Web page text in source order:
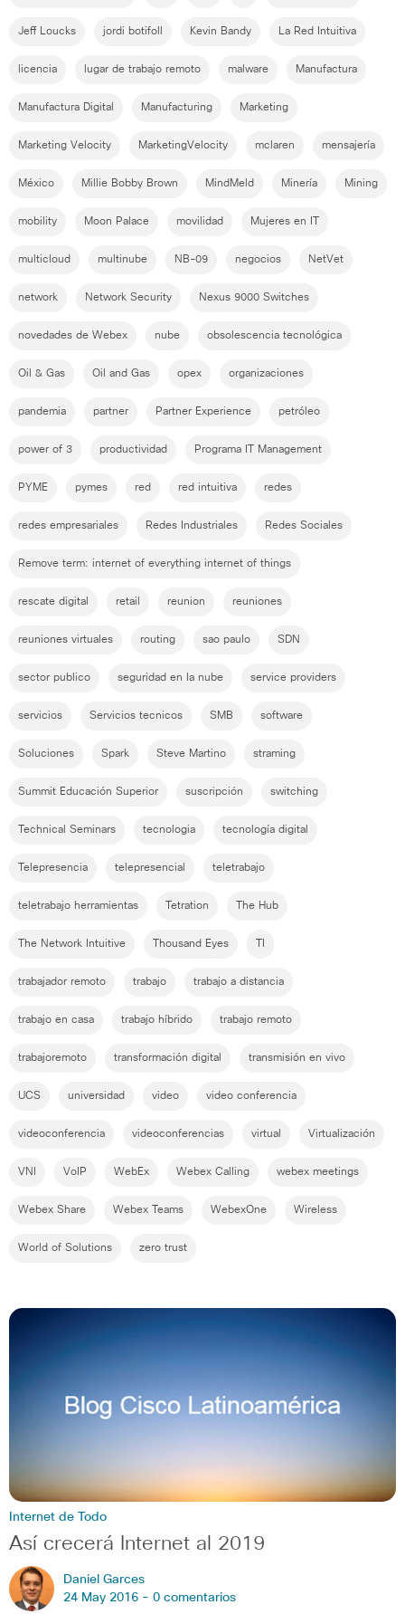
Jeff Loucks jordi botifoll Kevin Bandy La Red Intuitiva
licencia lugar de trabajo remoto malware Manufactura
Manufactura Digital Manufacturing Marketing
Marketing Velocity MarketingVelocity mclaren mensajería
México Millie Bobby Brown MindMeld Minería Mining
mobility Moon Palace movilidad Mujeres en IT
multicloud multinube NB-09 negocios NetVet
network Network Security Nexus 9000 Switches
novedades de Webex nube obsolescencia tecnológica
Oil & Gas Oil and Gas opex organizaciones
pandemia partner Partner Experience petróleo
power of 3 productividad Programa IT Management
PYME pymes red red intuitiva redes
redes empresariales Redes Industriales Redes Sociales
Remove term: internet of everything internet of things
rescate digital retail reunion reuniones
reuniones virtuales routing sao paulo SDN
sector publico seguridad en la nube service providers
servicios Servicios tecnicos SMB software
Soluciones Spark Steve Martino straming
Summit Educación Superior suscripción switching
Technical Seminars tecnologia tecnología digital
Telepresencia telepresencial teletrabajo
teletrabajo herramientas Tetration The Hub
The Network Intuitive Thousand Eyes
trabajador remoto trabajo trabajo a distancia
trabajo en casa trabajo híbrido trabajo remoto
trabajoremoto transformación digital transmisión en vivo
UCS universidad video video conferencia
videoconferencia videoconferencias virtual Virtualización
VNI VoIP WebEx Webex Calling webex meetings
Webex Share Webex Teams WebexOne Wireless
World of Solutions zero trust
Internet de Todo
Así crecerá Internet al 2019
Daniel Garces
24 May 2016 - 0 comentarios